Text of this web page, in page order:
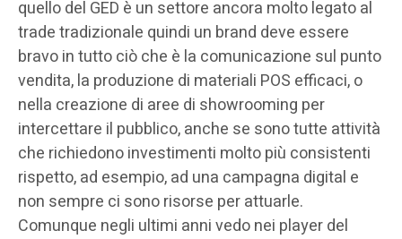
quello del GED è un settore ancora molto legato al
trade tradizionale quindi un brand deve essere
bravo in tutto ciò che è la comunicazione sul punto
vendita, la produzione di materiali POS efficaci, o
nella creazione di aree di showrooming per
intercettare il pubblico, anche se sono tutte attività
che richiedono investimenti molto più consistenti
rispetto, ad esempio, ad una campagna digital e
non sempre ci sono risorse per attuarle.
Comunque negli ultimi anni vedo nei player del